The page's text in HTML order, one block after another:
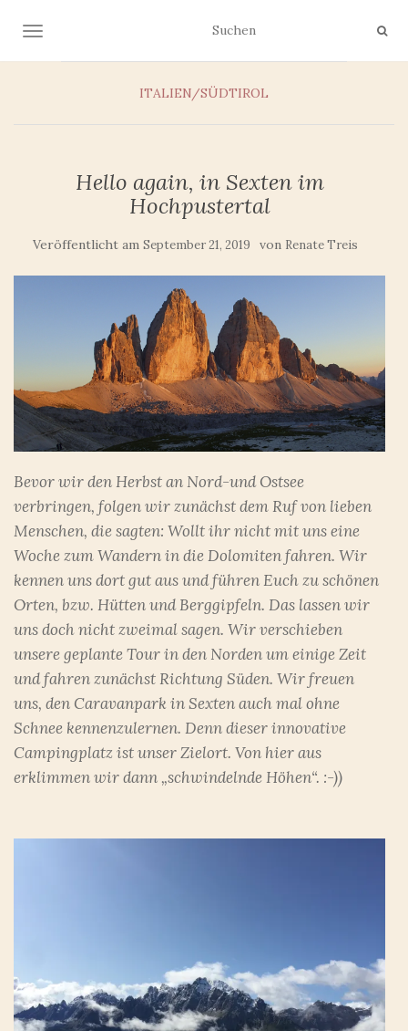
NAVIGATION UMSCHALTEN
ITALIEN/SÜDTIROL
Hello again, in Sexten im
Hochpustertal
Veröffentlicht am September 21, 2019 von Renate Treis
Bevor wir den Herbst an Nord-und Ostsee
verbringen, folgen wir zunächst dem Ruf von lieben
Menschen, die sagten: Wollt ihr nicht mit uns eine
Woche zum Wandern in die Dolomiten fahren. Wir
kennen uns dort gut aus und führen Euch zu schönen
Orten, bzw. Hütten und Berggipfeln. Das lassen wir
uns doch nicht zweimal sagen. Wir verschieben
unsere geplante Tour in den Norden um einige Zeit
und fahren zunächst Richtung Süden. Wir freuen
uns, den Caravanpark in Sexten auch mal ohne
Schnee kennenzulernen. Denn dieser innovative
Campingplatz ist unser Zielort. Von hier aus
erklimmen wir dann „schwindelnde Höhen“. :-))